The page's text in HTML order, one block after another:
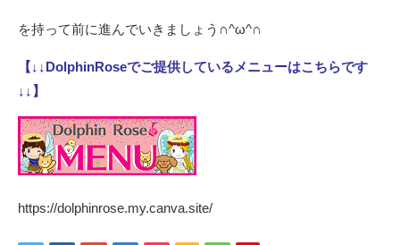
を持って前に進んでいきましょう∩^ω^∩
【↓↓DolphinRoseでご提供しているメニューはこちらです
↓↓】
https://dolphinrose.my.canva.site/